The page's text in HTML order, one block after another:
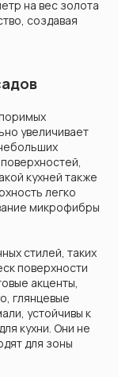
на вес золота
создавая
увеличивает
кухней также
легко
микрофибры
стилей, таких
поверхности
акценты,
глянцевые
устойчивы к
кухни. Они не
для зоны